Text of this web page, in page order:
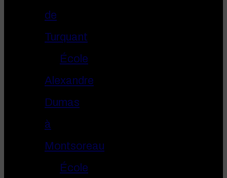
de
Turquant
École
Alexandre
Dumas
à
Montsoreau
École